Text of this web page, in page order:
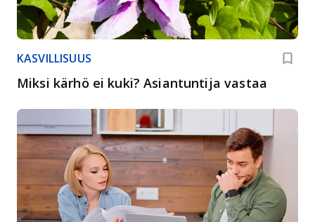
KASVILLISUUS
Miksi kärhö ei kuki? Asiantuntija vastaa